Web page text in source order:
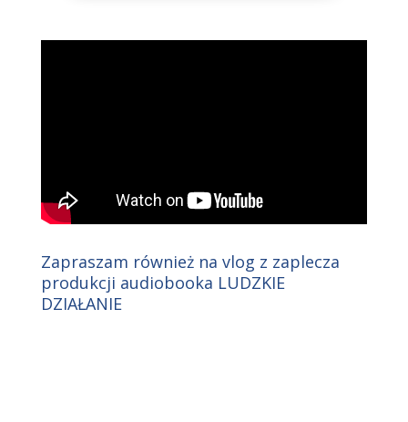
Zapraszam również na vlog z zaplecza
produkcji audiobooka LUDZKIE
DZIAŁANIE